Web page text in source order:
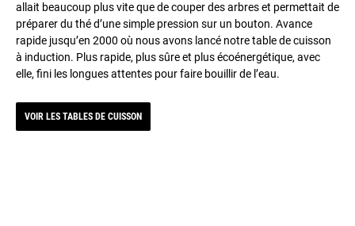
allait beaucoup plus vite que de couper des arbres et permettait de
préparer du thé d’une simple pression sur un bouton. Avance
rapide jusqu’en 2000 où nous avons lancé notre table de cuisson
à induction. Plus rapide, plus sûre et plus écoénergétique, avec
elle, fini les longues attentes pour faire bouillir de l’eau.
VOIR LES TABLES DE CUISSON